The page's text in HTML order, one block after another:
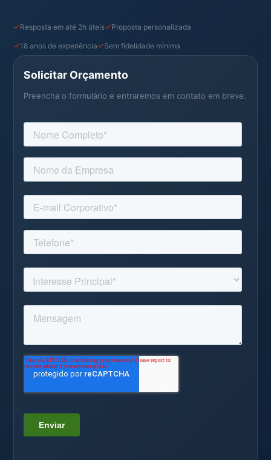
Resposta em até 2h úteis Proposta personalizada
18 anos de experiência Sem fidelidade mínima
Solicitar Orçamento
Preencha o formulário e entraremos em contato em breve.